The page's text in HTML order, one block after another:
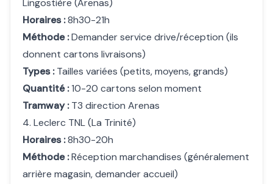
Lingostière (Arenas)
Horaires :8h30-21h
Méthode :Demander service drive/réception (ils
donnent cartons livraisons)
Types :Tailles variées (petits, moyens, grands)
Quantité :10-20 cartons selon moment
Tramway :T3 direction Arenas
4. Leclerc TNL (La Trinité)
Horaires :8h30-20h
Méthode :Réception marchandises (généralement
arrière magasin, demander accueil)